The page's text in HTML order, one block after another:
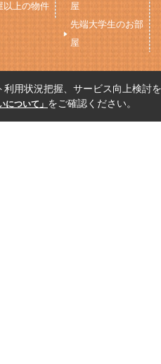
以上の物件
屋
先端大学生のお部
屋
用状況把握、サービス向上検討
について」 をご確認ください。